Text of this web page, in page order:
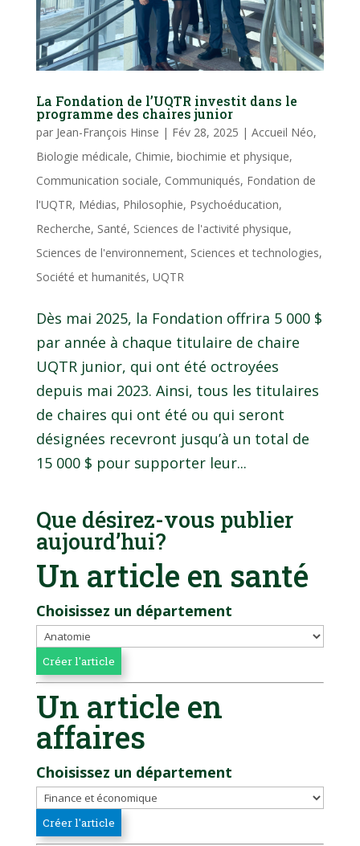
La Fondation de l’UQTR investit dans le
programme des chaires junior
par Jean-François Hinse | Fév 28, 2025 | Accueil Néo,
Biologie médicale, Chimie, biochimie et physique,
Communication sociale, Communiqués, Fondation de
l'UQTR, Médias, Philosophie, Psychoéducation,
Recherche, Santé, Sciences de l'activité physique,
Sciences de l'environnement, Sciences et technologies,
Société et humanités, UQTR
Dès mai 2025, la Fondation offrira 5 000 $
par année à chaque titulaire de chaire
UQTR junior, qui ont été octroyées
depuis mai 2023. Ainsi, tous les titulaires
de chaires qui ont été ou qui seront
désignées recevront jusqu’à un total de
15 000 $ pour supporter leur...
Que désirez-vous publier
aujourd’hui?
Un article en santé
Choisissez un département
Un article en
affaires
Choisissez un département